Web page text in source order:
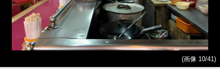
(画像 10/41)